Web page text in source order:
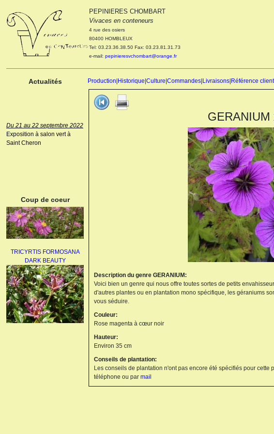
PEPINIERES CHOMBART
Vivaces en conteneurs
4 rue des osiers
80400 HOMBLEUX
Tel: 03.23.36.38.50 Fax: 03.23.81.31.73
e-mail: pepinieresvchombart@orange.fr
Actualités Production Historique Culture Commandes Livraisons Référence
Le 04 et 05 octobre 2022
Portes ouvertes de la
pépinière : Visite des
cultures, découverte des
nouveautés. Le rendez-vous
octobre 2022. Le mercredi 05
octobre 2022.
Du 21 au 22 septembre 2022
Exposition à salon vert à
Saint Cheron
Coup de coeur
TRICYRTIS FORMOSANA
DARK BEAUTY
Description du genre GERANIUM:
Voici bien un genre qui nous offre toutes sortes de petits
d'autres plantes ou en plantation mono spécifique, les géraniums
vous séduire.
Couleur:
Rose magenta à cœur noir
Hauteur:
Environ 35 cm
Conseils de plantation:
Les conseils de plantation n'ont pas encore été spécifiés pour
téléphone ou par mail